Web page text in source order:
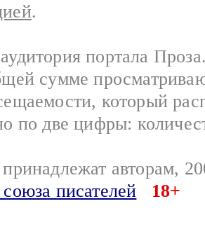
.
портала
сумме
который
по две цифры:
авторам,
писателей
18+